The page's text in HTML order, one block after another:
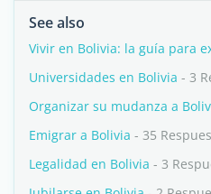
See also
Vivir en Bolivia: la guía para
Universidades en Bolivia - 3
Organizar su mudanza a
Emigrar a Bolivia - 35
Legalidad en Bolivia - 3